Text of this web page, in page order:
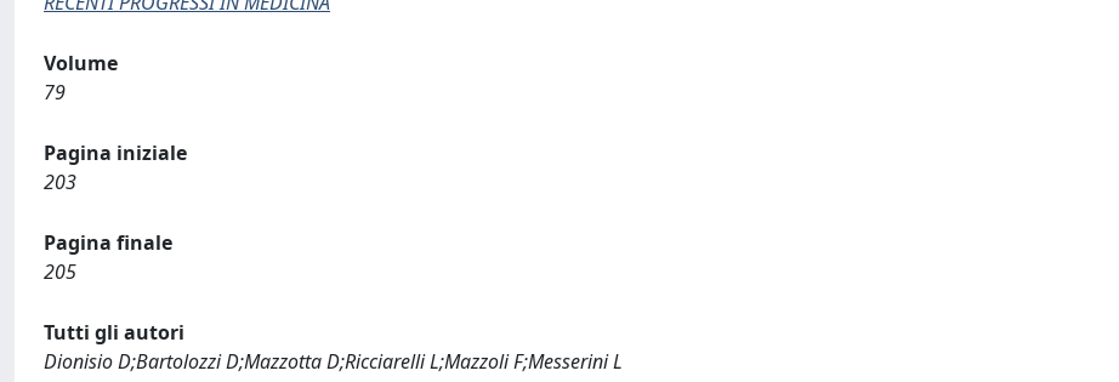
Volume
79
Pagina iniziale
203
Pagina finale
205
Tutti gli autori
Dionisio D;Bartolozzi D;Mazzotta D;Ricciarelli L;Mazzoli F;Messerini L